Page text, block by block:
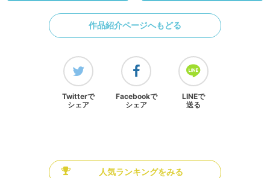
作品紹介ページへもどる
Twitterで
シェア
Facebookで
シェア
LINEで
送る
人気ランキングをみる